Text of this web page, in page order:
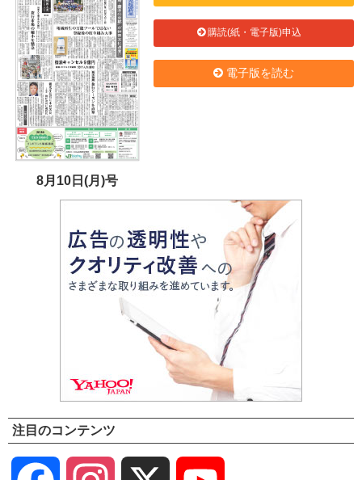
8月10日(月)号
購読(紙・電子版)申込
電子版を読む
注目のコンテンツ